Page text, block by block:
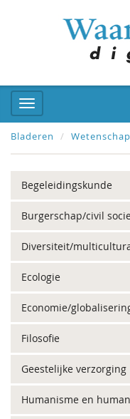
Bladeren
Begeleidingskunde
Burgerschap/civil
Diversiteit/
Ecologie
Economie/
Filosofie
Geestelijke verzorging
Humanisme en